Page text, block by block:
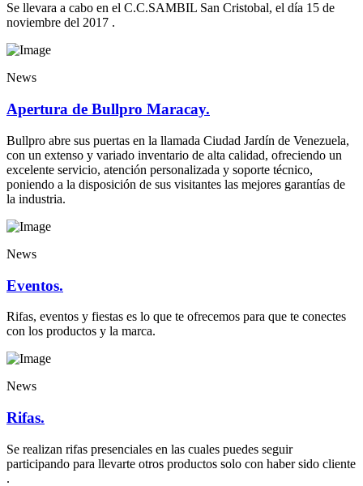
Se llevara a cabo en el C.C.SAMBIL San Cristobal, el día 15 de
noviembre del 2017 .
News
Apertura de Bullpro Maracay.
Bullpro abre sus puertas en la llamada Ciudad Jardín de Venezuela,
con un extenso y variado inventario de alta calidad, ofreciendo un
excelente servicio, atención personalizada y soporte técnico,
poniendo a la disposición de sus visitantes las mejores garantías de
la industria.
News
Eventos.
Rifas, eventos y fiestas es lo que te ofrecemos para que te conectes
con los productos y la marca.
News
Rifas.
Se realizan rifas presenciales en las cuales puedes seguir
participando para llevarte otros productos solo con haber sido cliente
.